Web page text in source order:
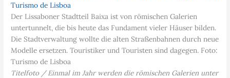
Der Lissaboner Stadtteil Baixa ist von römischen Galerien
untertunnelt, die bis heute das Fundament vieler Häuser bilden.
Die Stadtverwaltung wollte die alten Straßenbahnen durch neue
Modelle ersetzen. Touristiker und Touristen sind dagegen. Foto:
Turismo de Lisboa
Titelfoto / Einmal im Jahr werden die römischen Galerien unter